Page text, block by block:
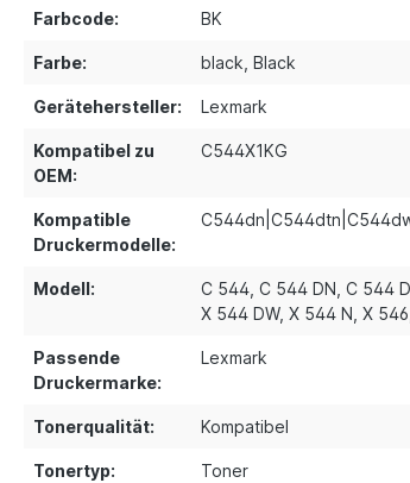
Farbcode: BK
Farbe: black , Black
Gerätehersteller: Lexmark
Kompatibel zu
OEM:
C544X1KG
Kompatible
Druckermodelle:
Modell: C 544 , C 544 DN , C 544
X 544 DW, X 544 N , X 546
Passende
Druckermarke:
Lexmark
Tonerqualität: Kompatibel
Tonertyp: Toner